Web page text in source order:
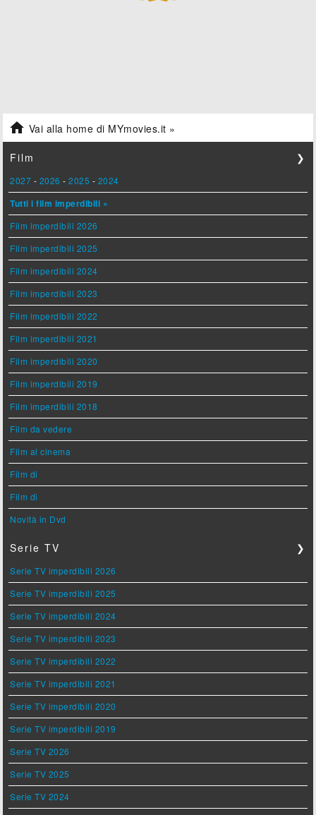
 Vai alla home di MYmovies.it »
Film ❯
2027 - 2026 -2025 - 2024
Tutti i film imperdibili »
Film imperdibili 2026
Film imperdibili 2025
Film imperdibili 2024
Film imperdibili 2023
Film imperdibili 2022
Film imperdibili 2021
Film imperdibili 2020
Film imperdibili 2019
Film imperdibili 2018
Film da vedere
Film al cinema
Film di
Film di
Novità in Dvd
Serie TV ❯
Serie TV imperdibili 2026
Serie TV imperdibili 2025
Serie TV imperdibili 2024
Serie TV imperdibili 2023
Serie TV imperdibili 2022
Serie TV imperdibili 2021
Serie TV imperdibili 2020
Serie TV imperdibili 2019
Serie TV 2026
Serie TV 2025
Serie TV 2024